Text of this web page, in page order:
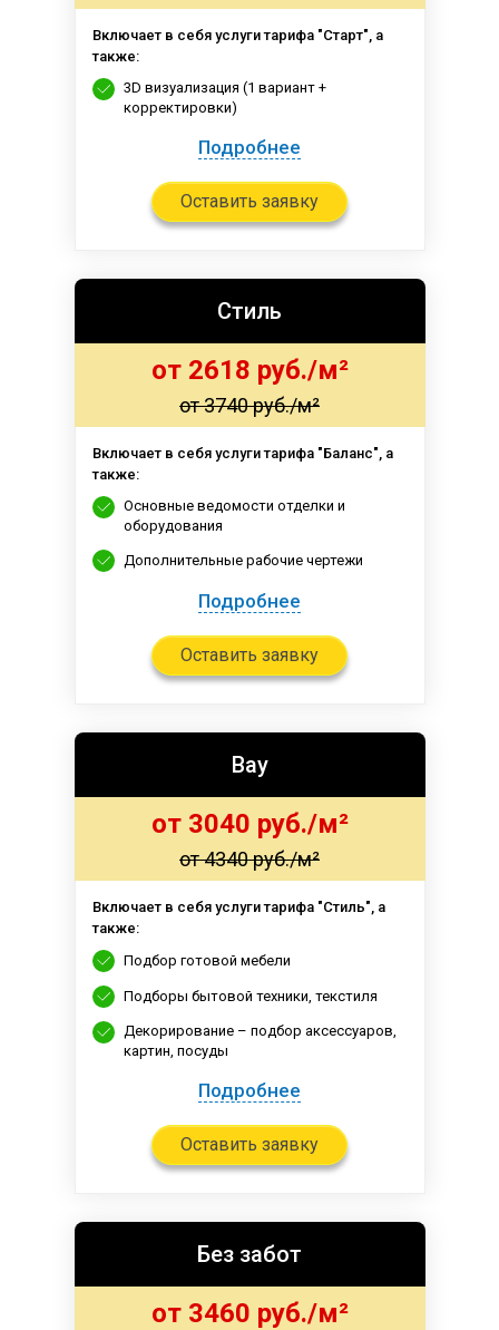
Включает в себя услуги тарифа "Старт", а
также:
3D визуализация (1 вариант +
корректировки)
Подробнее
Оставить заявку
Стиль
от 2618 руб./м²
от 3740 руб./м²
Включает в себя услуги тарифа "Баланс", а
также:
Основные ведомости отделки и
оборудования
Дополнительные рабочие чертежи
Подробнее
Оставить заявку
Вау
от 3040 руб./м²
от 4340 руб./м²
Включает в себя услуги тарифа "Стиль", а
также:
Подбор готовой мебели
Подборы бытовой техники, текстиля
Декорирование – подбор аксессуаров,
картин, посуды
Подробнее
Оставить заявку
Без забот
от 3460 руб./м²